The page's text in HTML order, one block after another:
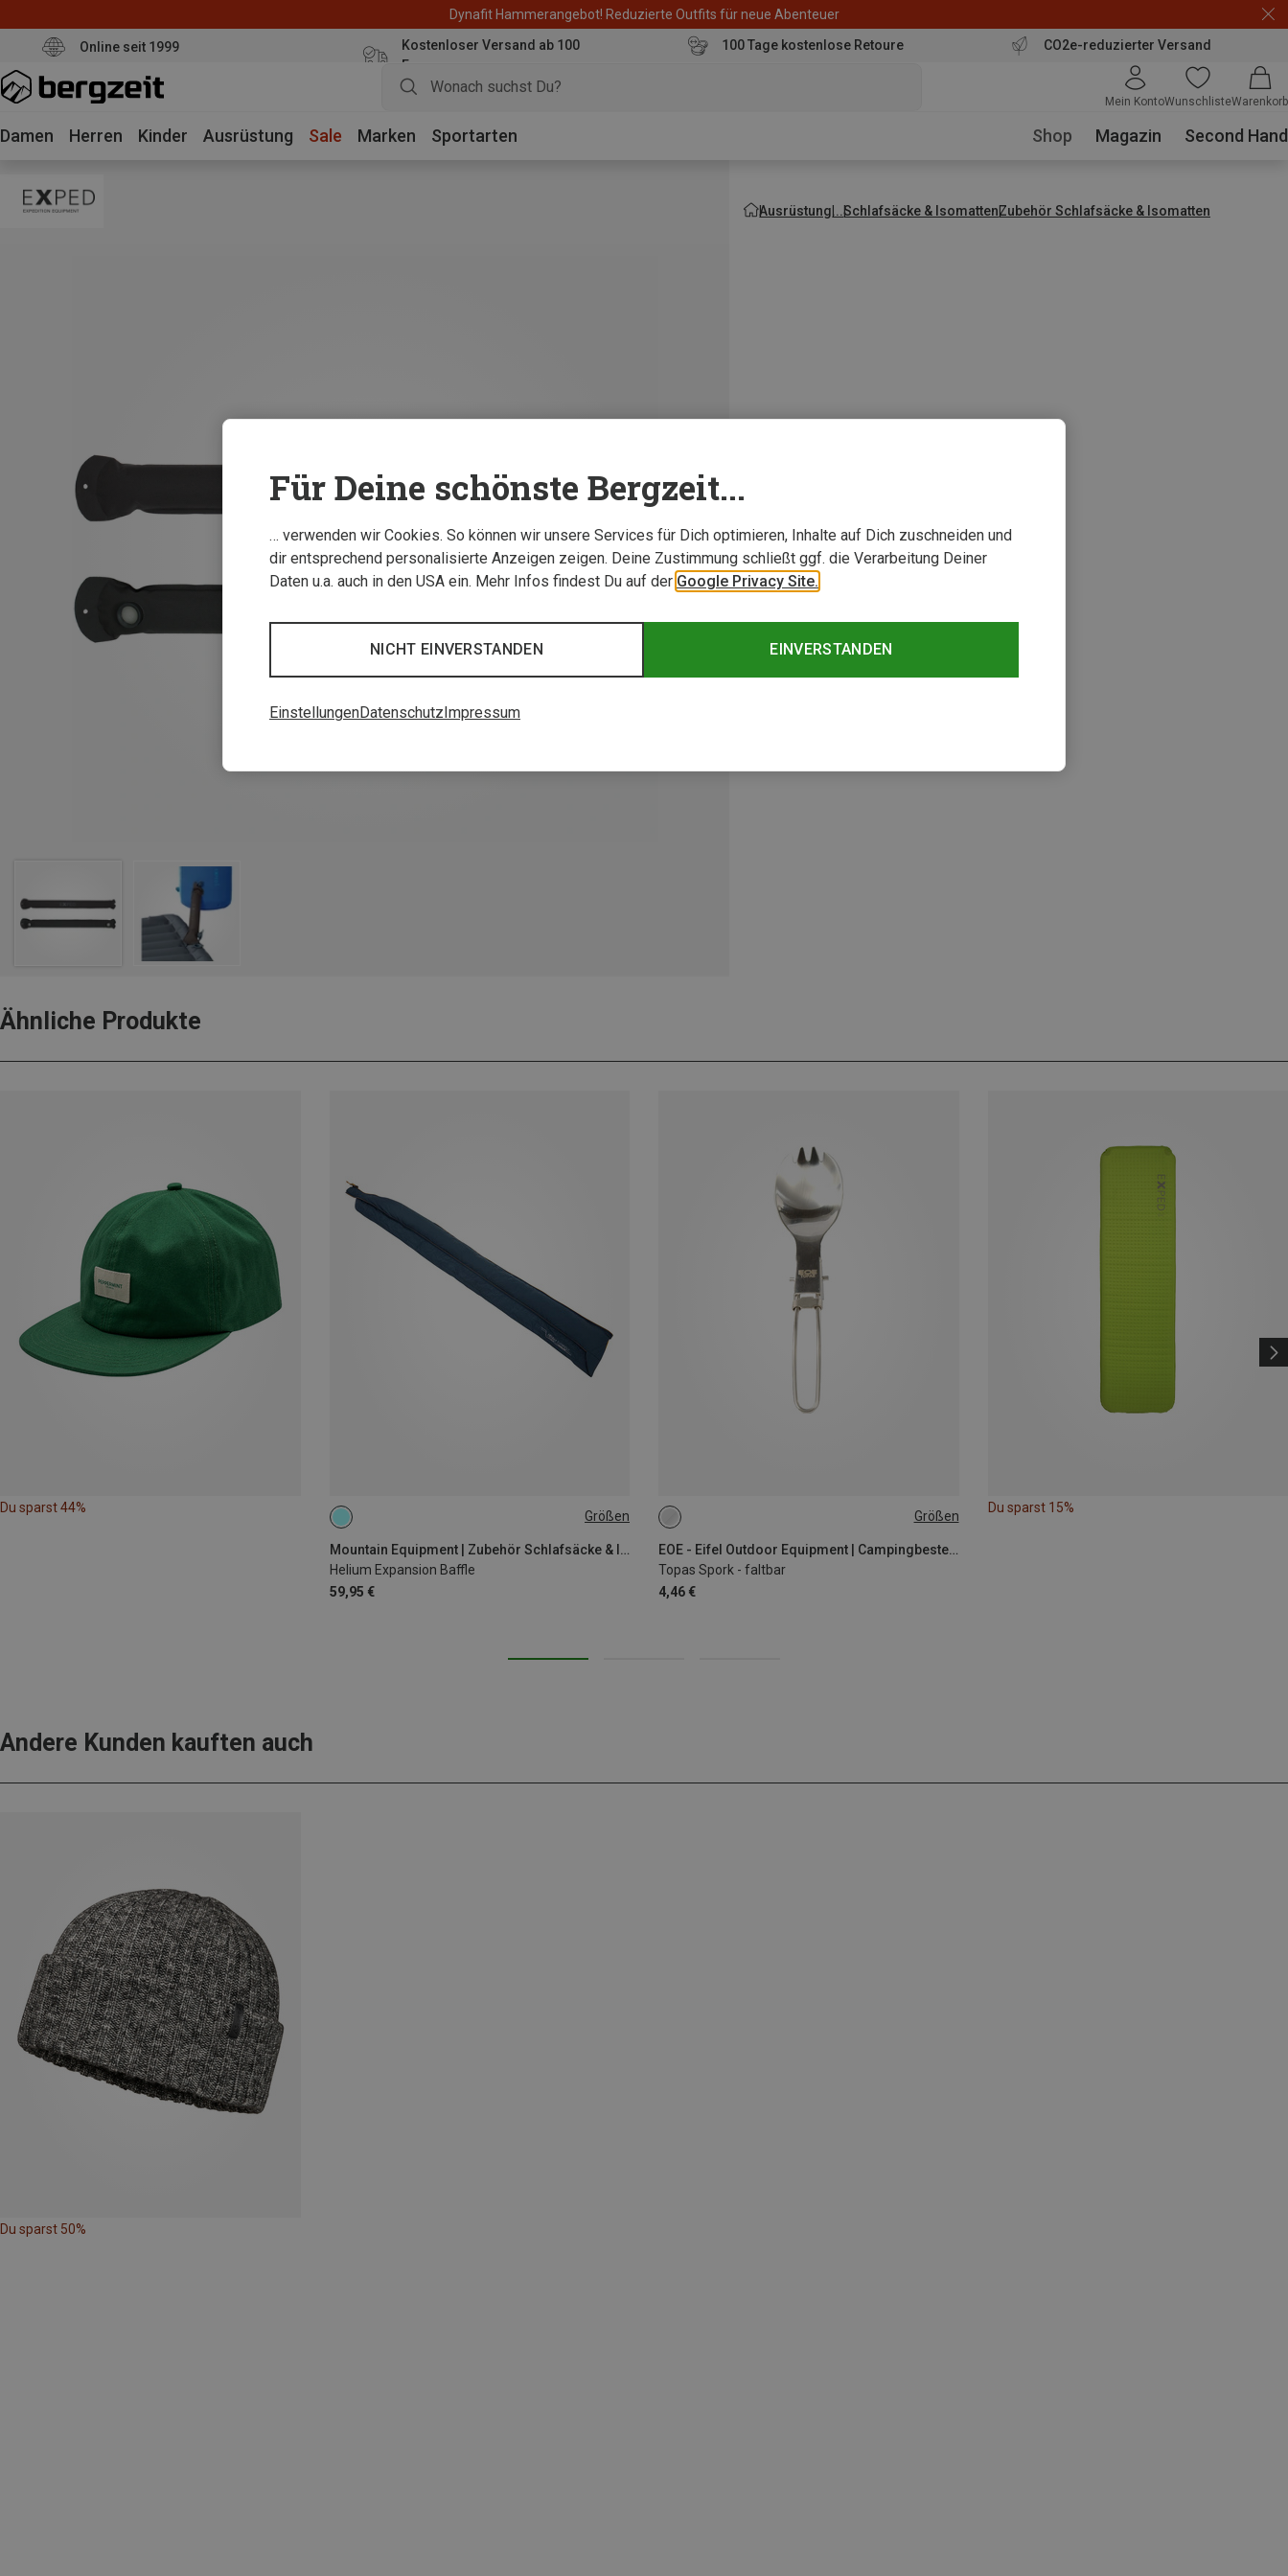
Dynafit Hammerangebot! Reduzierte Outfits für neue Abenteuer
Online seit 1999
Kostenloser Versand ab 100
Euro
100 Tage kostenlose Retoure CO2e-reduzierter Versand
Mein KontoWunschlisteWarenkorb
Damen Herren Kinder Ausrüstung Sale Marken Sportarten Shop Magazin Second Hand
Ausrüstung Schlafsäcke & IsomattenZubehör Schlafsäcke & Isomatten
Ähnliche Produkte
Du sparst 44%
Größen
Mountain Equipment | Zubehör Schlafsäcke & Isomatten
Helium Expansion Baffle
59,95 €
RIGHT Größen
EOE - Eifel Outdoor Equipment | Campingbesteck
Topas Spork - faltbar
4,46 €
ONE SIZE
Du sparst 15%
Andere Kunden kauften auch
Du sparst 50%
Für Deine schönste Bergzeit...
… verwenden wir Cookies. So können wir unsere Services für Dich optimieren, Inhalte auf Dich zuschneiden und
dir entsprechend personalisierte Anzeigen zeigen. Deine Zustimmung schließt ggf. die Verarbeitung Deiner
Daten u.a. auch in den USA ein. Mehr Infos findest Du auf der Google Privacy Site.
EINVERSTANDEN
NICHT EINVERSTANDEN
EinstellungenDatenschutzImpressum